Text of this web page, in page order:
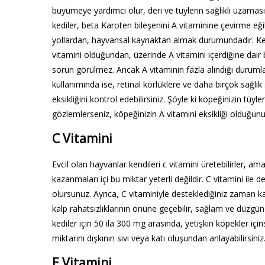
büyümeye yardımcı olur, deri ve tüylerin sağlıklı
kediler, beta Karoten bileşenini A vitaminine çevirme
yollardan, hayvansal kaynaktan almak durumundadır.
vitamini olduğundan, üzerinde A vitamini içerdiğine
sorun görülmez. Ancak A vitaminin fazla alındığı
kullanımında ise, retinal körlüklere ve daha birçok
eksikliğini kontrol edebilirsiniz. Şöyle ki köpeğinizin
gözlemlerseniz, köpeğinizin A vitamini eksikliği
C Vitamini
Evcil olan hayvanlar kendileri c vitamini üretebilirler, ama
kazanmaları içi bu miktar yeterli değildir. C vitamini ile
olursunuz. Ayrıca, C vitaminiyle desteklediğiniz zaman
kalp rahatsızlıklarının önüne geçebilir, sağlam ve
kediler için 50 ila 300 mg arasında, yetişkin köpekler
miktarını dışkının sıvı veya katı oluşundan anlayabilirsiniz.